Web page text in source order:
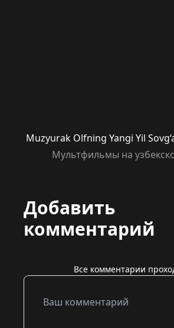
Muzyurak Olfning Yangi Yil
Мультфильмы на
Добавить
комментарий
Все комментарии